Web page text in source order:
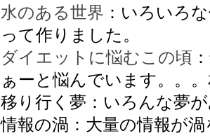
水のある世界 ：いろいろ
って作りました。
ダイエットに悩むこの頃
ぁーと悩んでいます。。
移り行く夢：いろんな夢
情報の渦：大量の情報が